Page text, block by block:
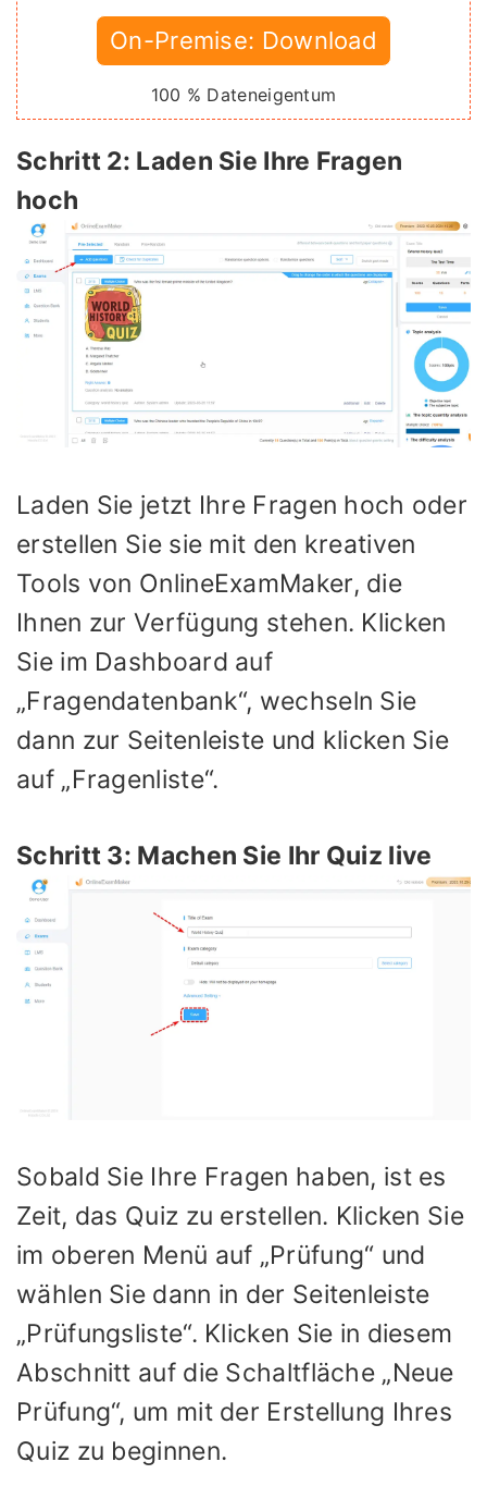
On-Premise: Download
100 % Dateneigentum
Schritt 2: Laden Sie Ihre Fragen
hoch
Laden Sie jetzt Ihre Fragen hoch oder
erstellen Sie sie mit den kreativen
Tools von OnlineExamMaker, die
Ihnen zur Verfügung stehen. Klicken
Sie im Dashboard auf
„Fragendatenbank“, wechseln Sie
dann zur Seitenleiste und klicken Sie
auf „Fragenliste“.
Schritt 3: Machen Sie Ihr Quiz live
Sobald Sie Ihre Fragen haben, ist es
Zeit, das Quiz zu erstellen. Klicken Sie
im oberen Menü auf „Prüfung“ und
wählen Sie dann in der Seitenleiste
„Prüfungsliste“. Klicken Sie in diesem
Abschnitt auf die Schaltfläche „Neue
Prüfung“, um mit der Erstellung Ihres
Quiz zu beginnen.